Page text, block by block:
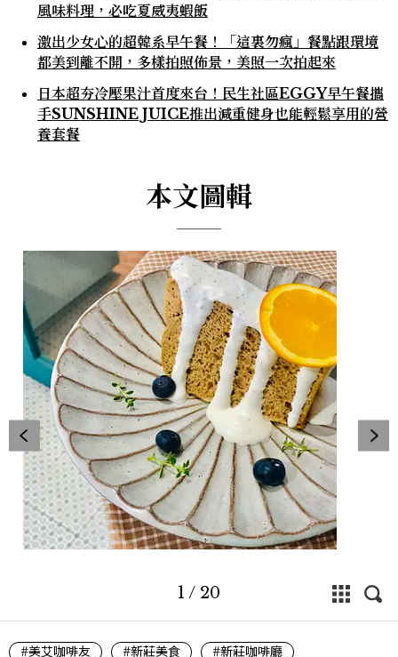
風味料理，必吃夏威夷蝦飯
激出少女心的超韓系早午餐！「這裏勿瘋」餐點跟環境
都美到離不開，多樣拍照佈景，美照一次拍起來
日本超夯冷壓果汁首度來台！民生社區EGGY早午餐攜
手SUNSHINE JUICE推出減重健身也能輕鬆享用的營
養套餐
本文圖輯
1 / 20
#美艾咖啡友 #新莊美食
#新莊咖啡廳